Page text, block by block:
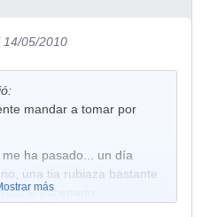
14/05/2010
mandar a tomar por
ha pasado... un día
una tia rubiaza bastante
al escenario...
más